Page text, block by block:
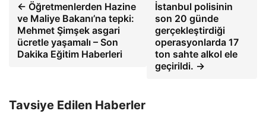
← Öğretmenlerden Hazine
ve Maliye Bakanı’na tepki:
Mehmet Şimşek asgari
ücretle yaşamalı – Son
Dakika Eğitim Haberleri
İstanbul polisinin
son 20 günde
gerçekleştirdiği
operasyonlarda 17
ton sahte alkol ele
geçirildi. →
Tavsiye Edilen Haberler